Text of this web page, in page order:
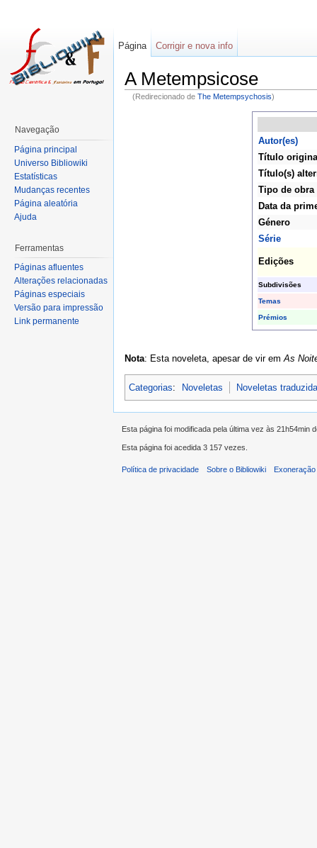
A Metempsicose
(Redirecionado de The Metempsychosis)
Autor(es)
Título
Título(s)
Tipo de obra
Data da
Género
Série
Edições
Subdivisões
Temas
Prémios
Nota: Esta noveleta, apesar de vir emAs
Categorias: Noveletas Noveletas
Página Corrigir e nova info
Navegação
Página principal
Universo Bibliowiki
Estatísticas
Mudanças recentes
Página aleatória
Ajuda
Ferramentas
Páginas afluentes
Alterações relacionadas
Páginas especiais
Versão para impressão
Link permanente
Esta página foi modificada pela última vez às 21h54min
Esta página foi acedida 3 157 vezes.
Política de privacidade Sobre o Bibliowiki